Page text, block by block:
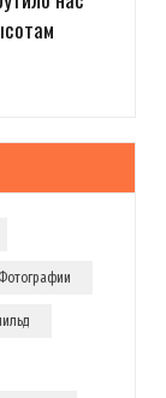
Фотографии